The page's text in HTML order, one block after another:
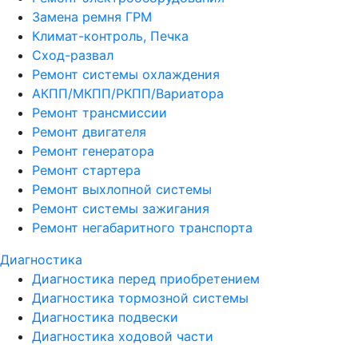
Замена ремня ГРМ
Климат-контроль, Печка
Сход-развал
Ремонт системы охлаждения
АКПП/МКПП/РКПП/Вариатора
Ремонт трансмиссии
Ремонт двигателя
Ремонт генератора
Ремонт стартера
Ремонт выхлопной системы
Ремонт системы зажигания
Ремонт негабаритного транспорта
Диагностика
Диагностика перед приобретением
Диагностика тормозной системы
Диагностика подвески
Диагностика ходовой части